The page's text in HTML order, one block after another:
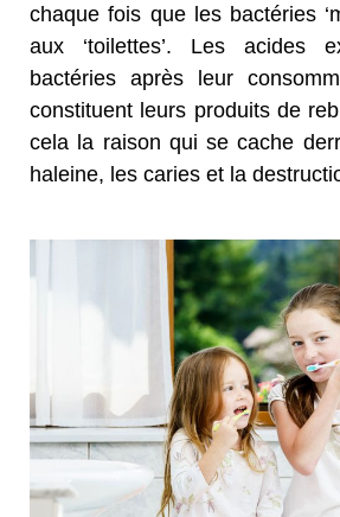
chaque fois que les bactéries
aux ‘toilettes’. Les acides
bactéries après leur
constituent leurs produits de
cela la raison qui se cache
haleine, les caries et la